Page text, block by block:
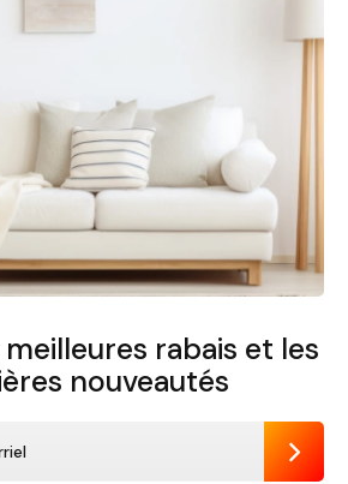
meilleures rabais et les
nouveautés